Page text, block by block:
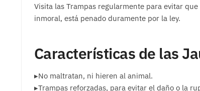
Visita las Trampas regularmente para evitar
inmoral, está penado duramente por la ley.
Características de las
▸No maltratan, ni hieren al animal.
▸Trampas reforzadas, para evitar el daño o la